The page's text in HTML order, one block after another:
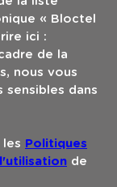
« Bloctel
ici :
de la
nous vous
sensibles dans
les Politiques
de